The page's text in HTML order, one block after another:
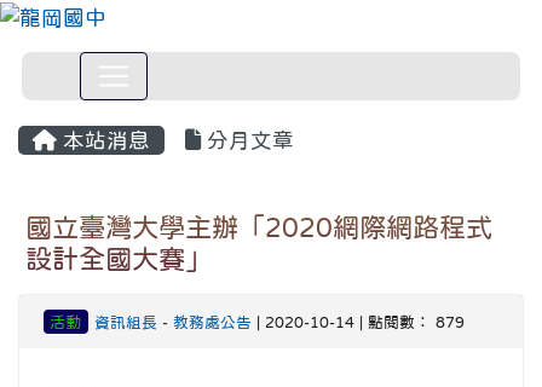
本站消息 分月文章
國立臺灣大學主辦「2020網際網路程式
設計全國大賽」
活動 資訊組長 - 教務處公告 | 2020-10-14 | 點閱數： 879